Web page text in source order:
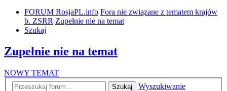
FORUM RosjaPL.info Fora nie związane z tematem krajów
b. ZSRR Zupełnie nie na temat
Szukaj
Zupełnie nie na temat
NOWY TEMAT
Szukaj
Wyszukiwanie